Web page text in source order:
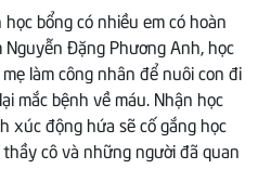
bổng có nhiều em có hoàn
Đặng Phương Anh, học
làm công nhân để nuôi con đi
mắc bệnh về máu. Nhận học
xúc động hứa sẽ cố gắng học
cô và những người đã quan